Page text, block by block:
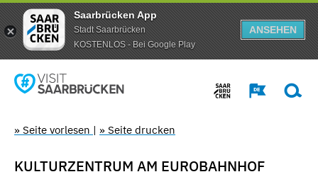
Saarbrücken App
Stadt Saarbrücken
KOSTENLOS - Bei Google Play
ANSEHEN
» Seite vorlesen | » Seite drucken
KULTURZENTRUM AM EUROBAHNHOF